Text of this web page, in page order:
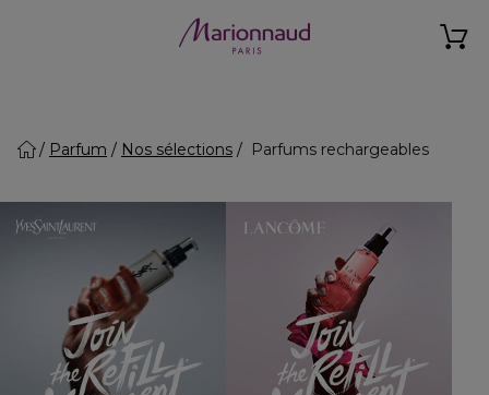
Parfum Nos sélections Parfums rechargeables